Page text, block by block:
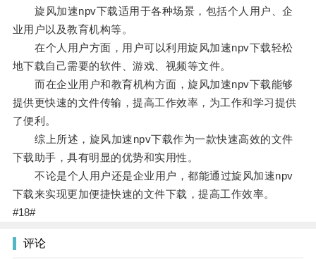
旋风加速npv下载适用于各种场景，包括个人用户、企
业用户以及教育机构等。
在个人用户方面，用户可以利用旋风加速npv下载轻松
地下载自己需要的软件、游戏、视频等文件。
而在企业用户和教育机构方面，旋风加速npv下载能够
提供更快速的文件传输，提高工作效率，为工作和学习提供
了便利。
综上所述，旋风加速npv下载作为一款快速高效的文件
下载助手，具有明显的优势和实用性。
不论是个人用户还是企业用户，都能通过旋风加速npv
下载来实现更加便捷快速的文件下载，提高工作效率。
#18#
评论